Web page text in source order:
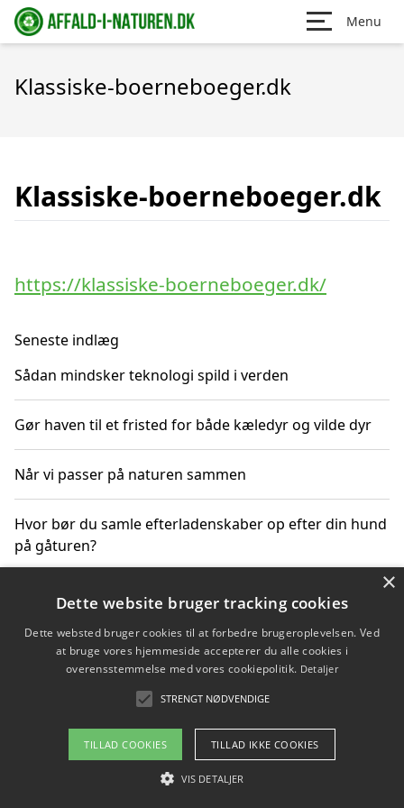
Menu
Klassiske-boerneboeger.dk
Klassiske-boerneboeger.dk
https://klassiske-boerneboeger.dk/
Seneste indlæg
Sådan mindsker teknologi spild i verden
Gør haven til et fristed for både kæledyr og vilde dyr
Når vi passer på naturen sammen
Hvor bør du samle efterladenskaber op efter din hund
på gåturen?
Sådan rydder du effektivt op efter et stort event
Copyright 2026 - Pilanto Aps
Om / kontakt
Blog Betingelser
×
Dette website bruger tracking cookies
Dette websted bruger cookies til at forbedre brugeroplevelsen. Ved
at bruge vores hjemmeside accepterer du alle cookies i
overensstemmelse med vores cookiepolitik. Detaljer
STRENGT NØDVENDIGE
TILLAD COOKIES TILLAD IKKE COOKIES
VIS DETALJER